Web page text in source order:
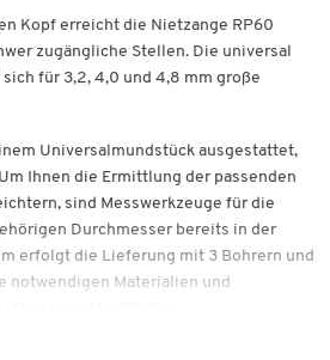
Kopf erreicht die Nietzange RP60
zugängliche Stellen. Die universal
für 3,2, 4,0 und 4,8 mm große
Universalmundstück ausgestattet,
Ihnen die Ermittlung der passenden
sind Messwerkzeuge für die
Durchmesser bereits in der
erfolgt die Lieferung mit 3 Bohrern und
notwendigen Materialien und
zur Hand haben.
bestehenden Nietzange